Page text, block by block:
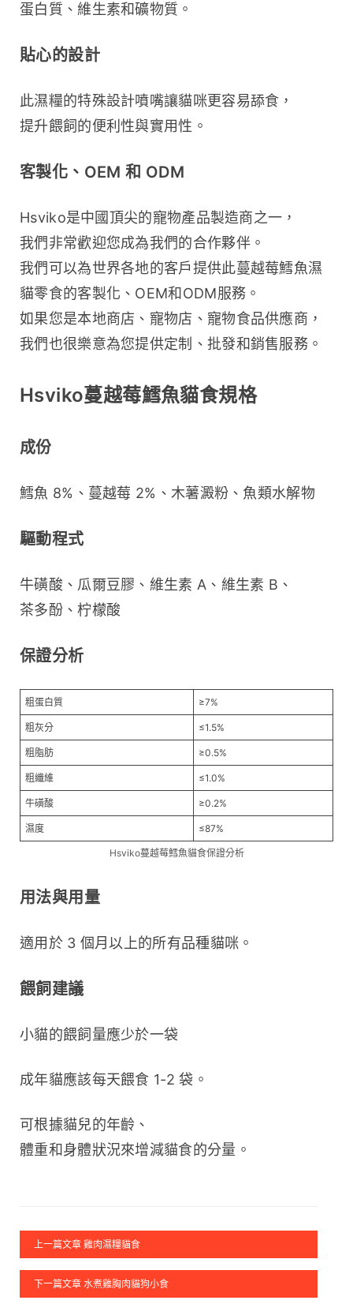
蛋白質、維生素和礦物質。
貼心的設計
此濕糧的特殊設計噴嘴讓貓咪更容易舔食，
提升餵飼的便利性與實用性。
客製化、OEM 和 ODM
Hsviko是中國頂尖的寵物產品製造商之一，
我們非常歡迎您成為我們的合作夥伴。
我們可以為世界各地的客戶提供此蔓越莓鱈魚濕
貓零食的客製化、OEM和ODM服務。
如果您是本地商店、寵物店、寵物食品供應商，
我們也很樂意為您提供定制、批發和銷售服務。
Hsviko蔓越莓鱈魚貓食規格
成份
鱈魚 8%、蔓越莓 2%、木薯澱粉、魚類水解物
驅動程式
牛磺酸、瓜爾豆膠、維生素 A、維生素 B、
茶多酚、柠檬酸
保證分析
粗蛋白質 ≥7%
粗灰分 ≤1.5%
粗脂肪 ≥0.5%
粗纖維 ≤1.0%
牛磺酸 ≥0.2%
濕度 ≤87%
Hsviko蔓越莓鱈魚貓食保證分析
用法與用量
適用於 3 個月以上的所有品種貓咪。
餵飼建議
小貓的餵飼量應少於一袋
成年貓應該每天餵食 1-2 袋。
可根據貓兒的年齡、
體重和身體狀況來增減貓食的分量。
上一篇文章 雞肉濕糧貓食
下一篇文章 水煮雞胸肉貓狗小食